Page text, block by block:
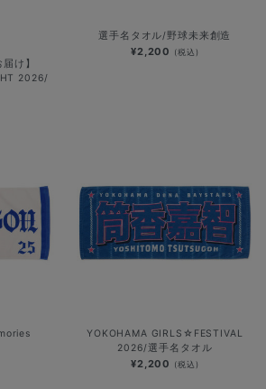
け】
2026/
選手名タオル/野球未来創造
¥2,200 (税込)
YOKOHAMA GIRLS☆FESTIVAL
2026/選手名タオル
¥2,200 (税込)